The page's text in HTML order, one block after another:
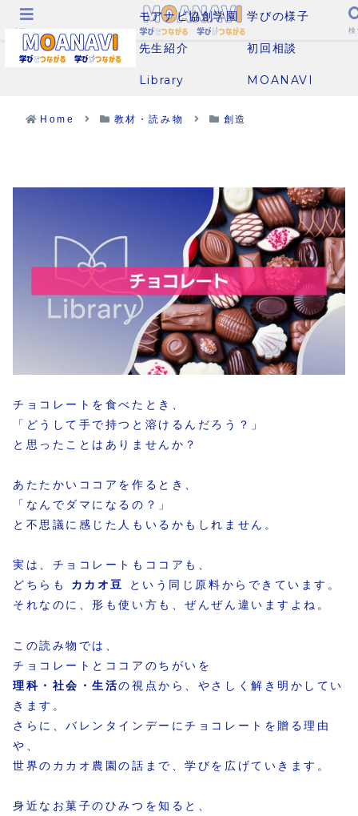
モアナビ協創学園 学びの様子
先生紹介 初回相談
Library MOANAVI
Home 教材・読み物 創造
チョコレートを食べたとき、
「どうして手で持つと溶けるんだろう？」
と思ったことはありませんか？
あたたかいココアを作るとき、
「なんでダマになるの？」
と不思議に感じた人もいるかもしれません。
実は、チョコレートもココアも、
どちらも カカオ豆
という同じ原料からできています。
それなのに、形も使い方も、ぜんぜん違いますよね。
この読み物では、
チョコレートとココアのちがいを
理科・社会・生活の視点から、やさしく解き明かしてい
きます。
さらに、バレンタインデーにチョコレートを贈る理由
や、
世界のカカオ農園の話まで、学びを広げていきます。
身近なお菓子のひみつを知ると、
メニュー